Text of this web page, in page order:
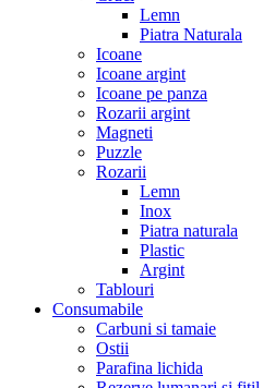
Lemn
Piatra Naturala
Icoane
Icoane argint
Icoane pe panza
Rozarii argint
Magneti
Puzzle
Rozarii
Lemn
Inox
Piatra naturala
Plastic
Argint
Tablouri
Consumabile
Carbuni si tamaie
Ostii
Parafina lichida